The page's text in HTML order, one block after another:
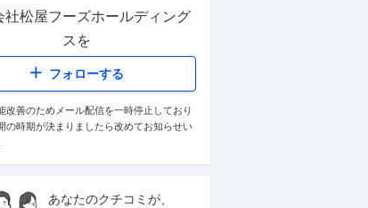
社松屋フーズホールディング
ス を
フォローする
改善のためメール配信を一時停止しており
の時期が決まりましたら改めてお知らせい
あなたのクチコミが、